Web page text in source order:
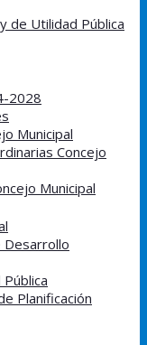
de Utilidad Pública
2028
Municipal
Concejo
Municipal
Desarrollo
Planificación